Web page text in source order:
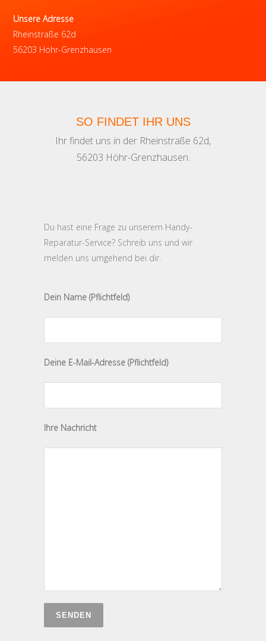
Unsere Adresse
Rheinstraße 62d
56203 Höhr-Grenzhausen
SO FINDET IHR UNS
Ihr findet uns in der Rheinstraße 62d,
56203 Höhr-Grenzhausen.
Du hast eine Frage zu unserem Handy-
Reparatur-Service? Schreib uns und wir
melden uns umgehend bei dir.
Dein Name (Pflichtfeld)
Bitte lasse dieses Feld leer.
Deine E-Mail-Adresse (Pflichtfeld)
Ihre Nachricht
Bitte lasse dieses Feld leer.